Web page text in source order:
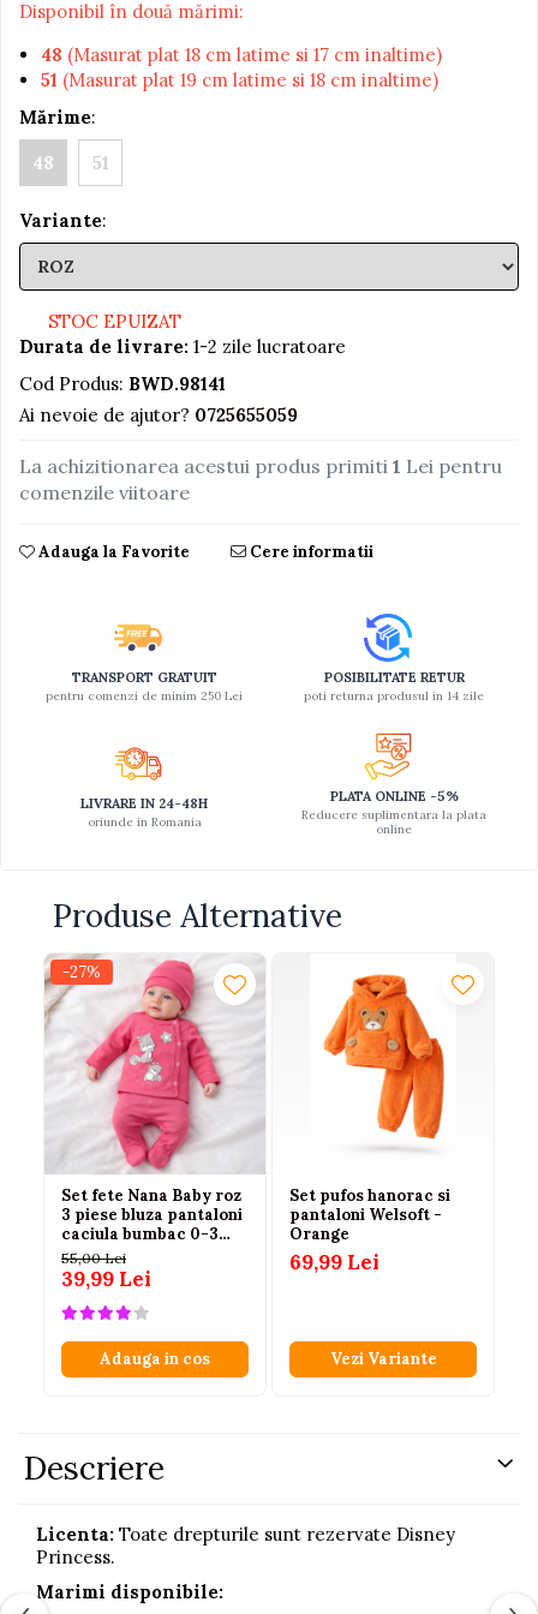
Motociclete
Muzica si instrumente
Pistoale
Plastilina
Proiectoare
Saltelute si centre de activitati
Set Avioane si submarine
Seturi de doctor
Trenulete
Vehicule de constructii
Disponibil în două mărimi:
48 (Masurat plat 18 cm latime si 17 cm inaltime)
51 (Masurat plat 19 cm latime si 18 cm inaltime)
Mărime:
48
51
Variante:
STOC EPUIZAT
Durata de livrare: 1-2 zile lucratoare
Cod Produs: BWD.98141
Ai nevoie de ajutor? 0725655059
La achizitionarea acestui produs primiti 1 Lei pentru
comenzile viitoare
Adauga la Favorite Cere informatii
TRANSPORT GRATUIT
pentru comenzi de minim 250 Lei
POSIBILITATE RETUR
poti returna produsul in 14 zile
LIVRARE IN 24-48H
oriunde in Romania
PLATA ONLINE -5%
Reducere suplimentara la plata
online
Produse Alternative
-27%
Set fete Nana Baby roz
3 piese bluza pantaloni
caciula bumbac 0-3
luni
55,00 Lei
39,99 Lei
Adauga in cos
Set pufos hanorac si
pantaloni Welsoft -
Orange
69,99 Lei
Vezi Variante
Descriere
Licenta: Toate drepturile sunt rezervate Disney
Princess.
Marimi disponibile: